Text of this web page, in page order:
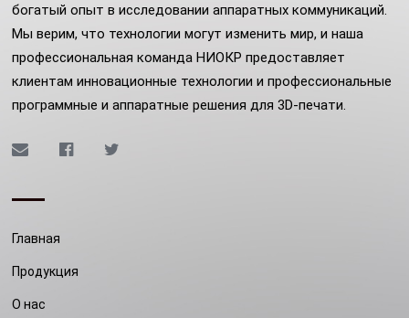
богатый опыт в исследовании аппаратных коммуникаций.
Мы верим, что технологии могут изменить мир, и наша
профессиональная команда НИОКР предоставляет
клиентам инновационные технологии и профессиональные
программные и аппаратные решения для 3D-печати.
Главная
Продукция
О нас